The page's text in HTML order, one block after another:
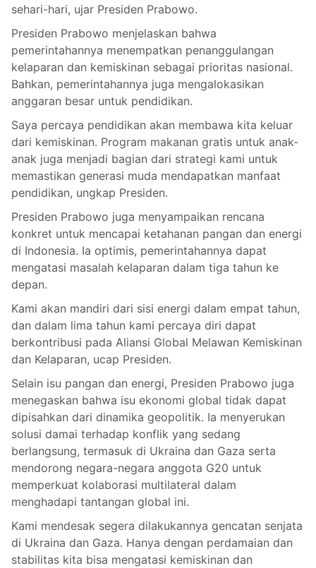
sehari-hari, ujar Presiden Prabowo.
Presiden Prabowo menjelaskan bahwa
pemerintahannya menempatkan penanggulangan
kelaparan dan kemiskinan sebagai prioritas nasional.
Bahkan, pemerintahannya juga mengalokasikan
anggaran besar untuk pendidikan.
Saya percaya pendidikan akan membawa kita keluar
dari kemiskinan. Program makanan gratis untuk anak-
anak juga menjadi bagian dari strategi kami untuk
memastikan generasi muda mendapatkan manfaat
pendidikan, ungkap Presiden.
Presiden Prabowo juga menyampaikan rencana
konkret untuk mencapai ketahanan pangan dan energi
di Indonesia. Ia optimis, pemerintahannya dapat
mengatasi masalah kelaparan dalam tiga tahun ke
depan.
Kami akan mandiri dari sisi energi dalam empat tahun,
dan dalam lima tahun kami percaya diri dapat
berkontribusi pada Aliansi Global Melawan Kemiskinan
dan Kelaparan, ucap Presiden.
Selain isu pangan dan energi, Presiden Prabowo juga
menegaskan bahwa isu ekonomi global tidak dapat
dipisahkan dari dinamika geopolitik. Ia menyerukan
solusi damai terhadap konflik yang sedang
berlangsung, termasuk di Ukraina dan Gaza serta
mendorong negara-negara anggota G20 untuk
memperkuat kolaborasi multilateral dalam
menghadapi tantangan global ini.
Kami mendesak segera dilakukannya gencatan senjata
di Ukraina dan Gaza. Hanya dengan perdamaian dan
stabilitas kita bisa mengatasi kemiskinan dan